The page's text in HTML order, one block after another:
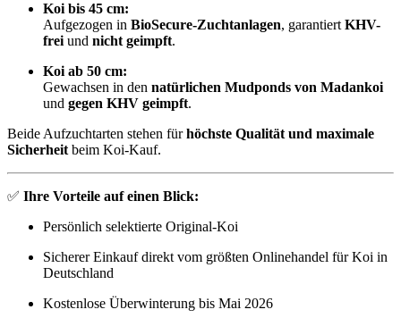
Koi bis 45 cm:
Aufgezogen in BioSecure-Zuchtanlagen, garantiert KHV-
frei und nicht geimpft.
Koi ab 50 cm:
Gewachsen in den natürlichen Mudponds von Madankoi
und gegen KHV geimpft.
Beide Aufzuchtarten stehen fürhöchste Qualität und maximale
Sicherheit beim Koi-Kauf.
✅ Ihre Vorteile auf einen Blick:
Persönlich selektierte Original-Koi
Sicherer Einkauf direkt vom größten Onlinehandel für Koi in
Deutschland
Kostenlose Überwinterung bis Mai 2026